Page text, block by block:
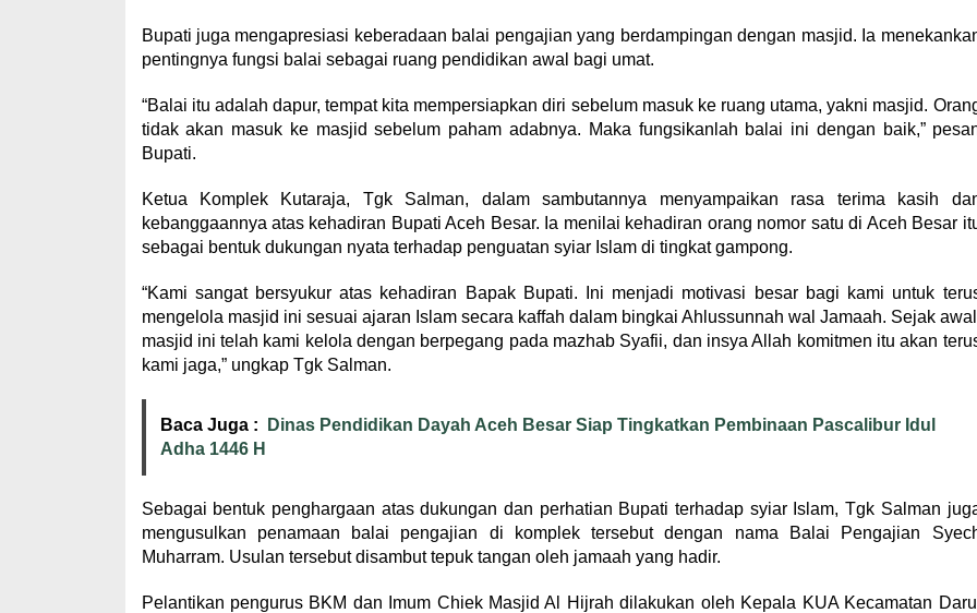
Bupati juga mengapresiasi keberadaan balai pengajian yang berdampingan dengan masjid. Ia
pentingnya fungsi balai sebagai ruang pendidikan awal bagi umat.
“Balai itu adalah dapur, tempat kita mempersiapkan diri sebelum masuk ke ruang utama, yakni masjid.
tidak akan masuk ke masjid sebelum paham adabnya. Maka fungsikanlah balai ini dengan baik,”
Bupati.
Ketua Komplek Kutaraja, Tgk Salman, dalam sambutannya menyampaikan rasa terima kasih
kebanggaannya atas kehadiran Bupati Aceh Besar. Ia menilai kehadiran orang nomor satu di Aceh Besar
sebagai bentuk dukungan nyata terhadap penguatan syiar Islam di tingkat gampong.
“Kami sangat bersyukur atas kehadiran Bapak Bupati. Ini menjadi motivasi besar bagi kami untuk
mengelola masjid ini sesuai ajaran Islam secara kaffah dalam bingkai Ahlussunnah wal Jamaah. Sejak
masjid ini telah kami kelola dengan berpegang pada mazhab Syafii, dan insya Allah komitmen itu akan
kami jaga,” ungkap Tgk Salman.
Baca Juga :
Dinas Pendidikan Dayah Aceh Besar Siap Tingkatkan Pembinaan Pascalibur Idul
Adha 1446 H
Sebagai bentuk penghargaan atas dukungan dan perhatian Bupati terhadap syiar Islam, Tgk Salman
mengusulkan penamaan balai pengajian di komplek tersebut dengan nama Balai Pengajian
Muharram. Usulan tersebut disambut tepuk tangan oleh jamaah yang hadir.
Pelantikan pengurus BKM dan Imum Chiek Masjid Al Hijrah dilakukan oleh Kepala KUA Kecamatan Darul